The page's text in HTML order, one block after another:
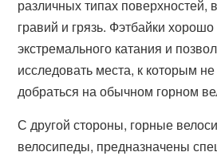
различных типах поверхностей,
гравий и грязь. Фэтбайки
экстремального катания и
исследовать места, к которым не
добраться на обычном горном
С другой стороны, горные
велосипеды, предназначены